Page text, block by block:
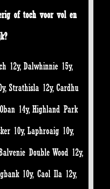
of toch voor vol en
12y, Dalwhinnie 15y,
Strathisla 12y, Cardhu
14y, Highland Park
10y, Laphroaig 10y,
Double Wood 12y,
10y, Caol Ila 12y,